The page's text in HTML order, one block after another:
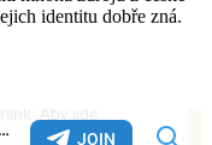
identitu dobře zná.